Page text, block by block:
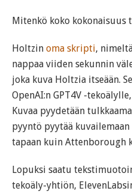
Mitenkö koko kokonaisuus
Holtzin oma skripti,
nappaa viiden sekunnin
joka kuva Holtzia itseään.
OpenAI:n GPT4V -
Kuvaa pyydetään
pyyntö pyytää
tapaan kuin Attenborough
Lopuksi saatu
tekoäly-yhtiön,